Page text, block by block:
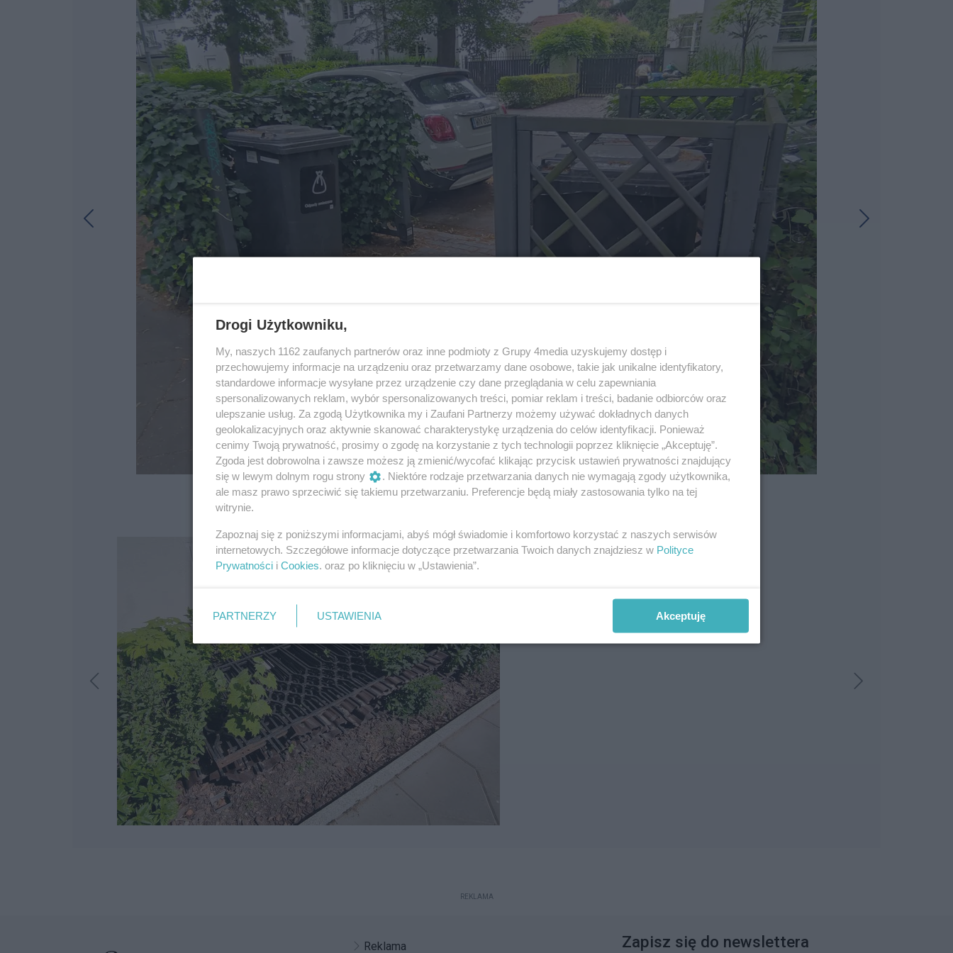
8 / 24
REKLAMA
Reklama Zapisz się do newslettera
Drogi Użytkowniku,
My, naszych 1162 zaufanych partnerów oraz inne podmioty z Grupy 4media uzyskujemy dostęp i
przechowujemy informacje na urządzeniu oraz przetwarzamy dane osobowe, takie jak unikalne identyfikatory,
standardowe informacje wysyłane przez urządzenie czy dane przeglądania w celu zapewniania
spersonalizowanych reklam, wybór spersonalizowanych treści, pomiar reklam i treści, badanie odbiorców oraz
ulepszanie usług. Za zgodą Użytkownika my i Zaufani Partnerzy możemy używać dokładnych danych
geolokalizacyjnych oraz aktywnie skanować charakterystykę urządzenia do celów identyfikacji. Ponieważ
cenimy Twoją prywatność, prosimy o zgodę na korzystanie z tych technologii poprzez kliknięcie „Akceptuję”.
Zgoda jest dobrowolna i zawsze możesz ją zmienić/wycofać klikając przycisk ustawień prywatności znajdujący
się w lewym dolnym rogu strony
. Niektóre rodzaje przetwarzania danych nie wymagają zgody użytkownika,
ale masz prawo sprzeciwić się takiemu przetwarzaniu. Preferencje będą miały zastosowania tylko na tej
witrynie.
Zapoznaj się z poniższymi informacjami, abyś mógł świadomie i komfortowo korzystać z naszych serwisów
internetowych. Szczegółowe informacje dotyczące przetwarzania Twoich danych znajdziesz w Polityce
Prywatności i Cookies. oraz po kliknięciu w „Ustawienia”.
PARTNERZY USTAWIENIA Akceptuję